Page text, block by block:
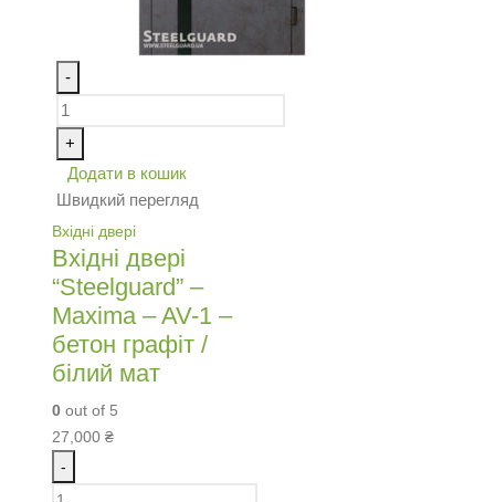
-
+
Додати в кошик
Швидкий перегляд
Вхідні двері
Вхідні двері
“Steelguard” –
Maxima – AV-1 –
бетон графіт /
білий мат
0 out of 5
27,000 ₴
-